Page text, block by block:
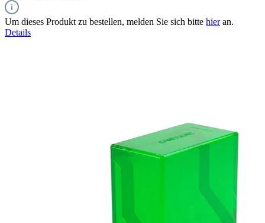
Um dieses Produkt zu bestellen, melden Sie sich bitte hieran.
Details